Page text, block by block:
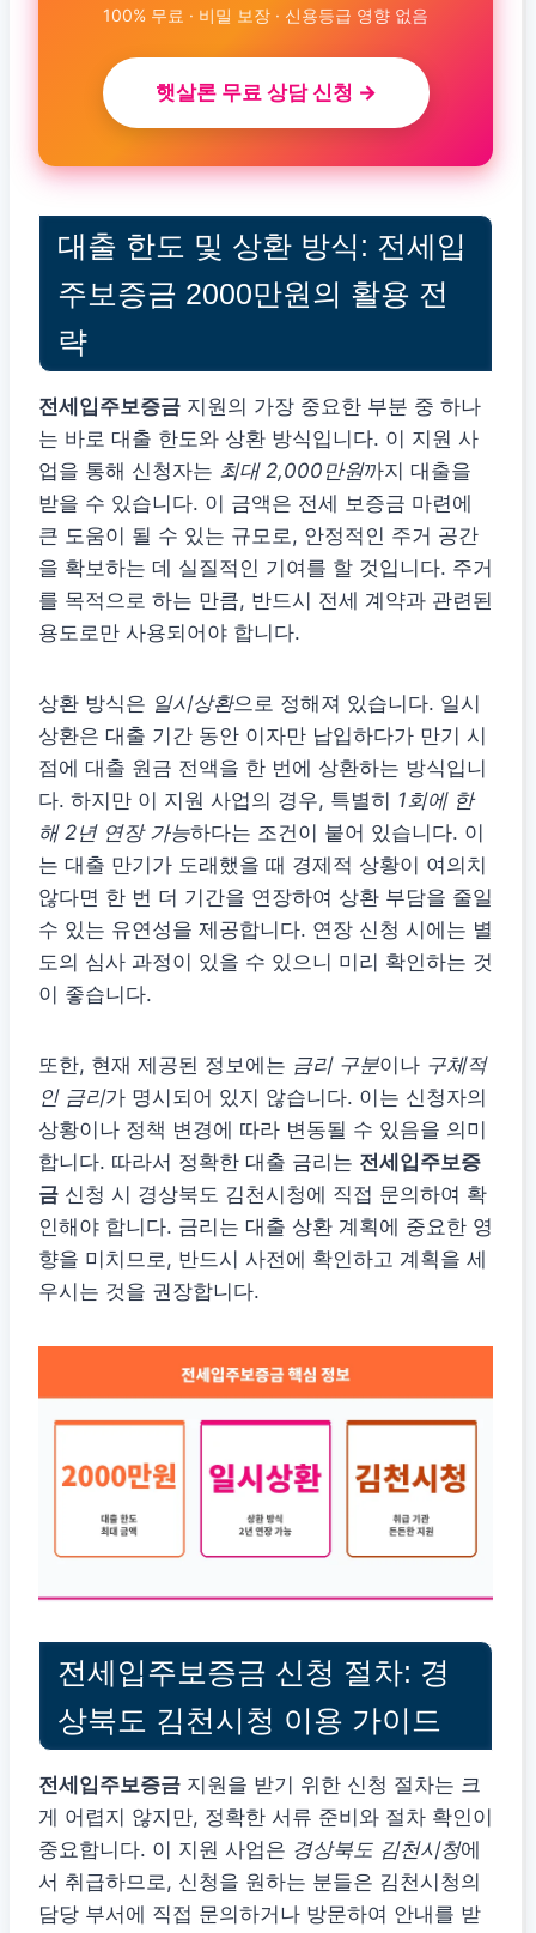
100% 무료 · 비밀 보장 · 신용등급 영향 없음
햇살론 무료 상담 신청 →
대출 한도 및 상환 방식: 전세입
주보증금 2000만원의 활용 전
략
전세입주보증금 지원의 가장 중요한 부분 중 하나
는 바로 대출 한도와 상환 방식입니다. 이 지원 사
업을 통해 신청자는 최대 2,000만원까지 대출을
받을 수 있습니다. 이 금액은 전세 보증금 마련에
큰 도움이 될 수 있는 규모로, 안정적인 주거 공간
을 확보하는 데 실질적인 기여를 할 것입니다. 주거
를 목적으로 하는 만큼, 반드시 전세 계약과 관련된
용도로만 사용되어야 합니다.
상환 방식은 일시상환으로 정해져 있습니다. 일시
상환은 대출 기간 동안 이자만 납입하다가 만기 시
점에 대출 원금 전액을 한 번에 상환하는 방식입니
다. 하지만 이 지원 사업의 경우, 특별히 1회에 한
해 2년 연장 가능하다는 조건이 붙어 있습니다. 이
는 대출 만기가 도래했을 때 경제적 상황이 여의치
않다면 한 번 더 기간을 연장하여 상환 부담을 줄일
수 있는 유연성을 제공합니다. 연장 신청 시에는 별
도의 심사 과정이 있을 수 있으니 미리 확인하는 것
이 좋습니다.
또한, 현재 제공된 정보에는 금리 구분이나 구체적
인 금리가 명시되어 있지 않습니다. 이는 신청자의
상황이나 정책 변경에 따라 변동될 수 있음을 의미
합니다. 따라서 정확한 대출 금리는 전세입주보증
금 신청 시 경상북도 김천시청에 직접 문의하여 확
인해야 합니다. 금리는 대출 상환 계획에 중요한 영
향을 미치므로, 반드시 사전에 확인하고 계획을 세
우시는 것을 권장합니다.
전세입주보증금 신청 절차: 경
상북도 김천시청 이용 가이드
전세입주보증금 지원을 받기 위한 신청 절차는 크
게 어렵지 않지만, 정확한 서류 준비와 절차 확인이
중요합니다. 이 지원 사업은 경상북도 김천시청에
서 취급하므로, 신청을 원하는 분들은 김천시청의
담당 부서에 직접 문의하거나 방문하여 안내를 받